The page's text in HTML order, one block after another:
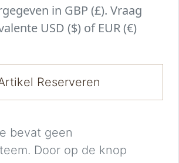
in GBP (£). Vraag
USD ($) of EUR (€)
Reserveren
bevat geen
Door op de knop